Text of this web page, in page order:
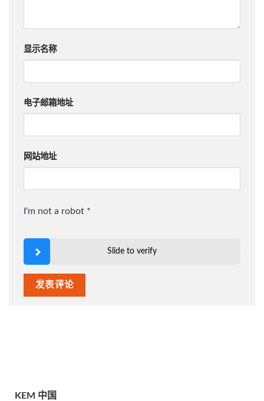
显示名称
电子邮箱地址
网站地址
I'm not a robot *
Slide to verify
KEM 中国